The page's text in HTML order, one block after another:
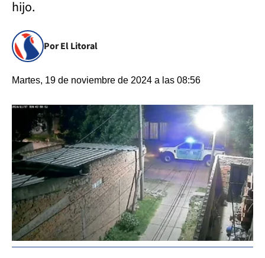
hijo.
Por El Litoral
Martes, 19 de noviembre de 2024 a las 08:56